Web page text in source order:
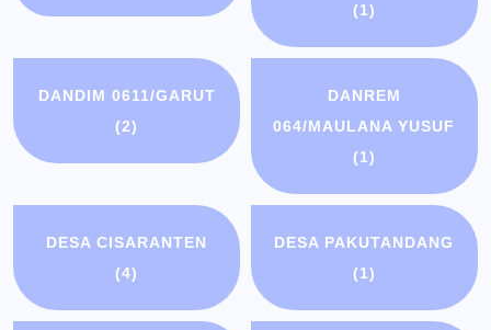
(1)
DANDIM 0611/GARUT
(2)
DANREM
064/MAULANA YUSUF
(1)
DESA CISARANTEN
(4)
DESA PAKUTANDANG
(1)